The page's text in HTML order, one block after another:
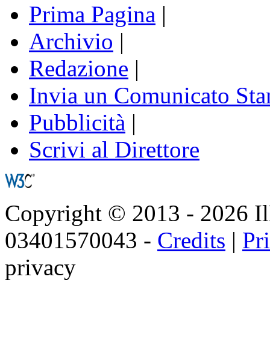
Prima Pagina |
Archivio |
Redazione |
Invia un Comunicato
Pubblicità |
Scrivi al Direttore
Copyright © 2013 - 2026
03401570043 - Credits |
privacy